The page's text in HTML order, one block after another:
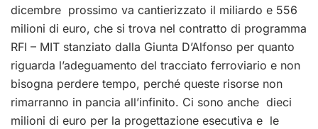
dicembre prossimo va cantierizzato il miliardo e 556
milioni di euro, che si trova nel contratto di programma
RFI – MIT stanziato dalla Giunta D’Alfonso per quanto
riguarda l’adeguamento del tracciato ferroviario e non
bisogna perdere tempo, perché queste risorse non
rimarranno in pancia all’infinito. Ci sono anche dieci
milioni di euro per la progettazione esecutiva e le